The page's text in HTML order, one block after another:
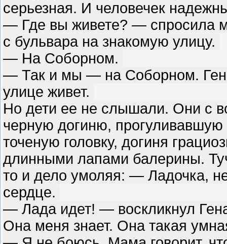
серьезная. И человечек
— Где вы живете? — спросила
с бульвара на знакомую улицу.
— На Соборном.
— Так и мы — на Соборном.
улице живет.
Но дети ее не слышали. Они с
черную догиню, прогуливавшую
точеную головку, догиня
длинными лапами балерины.
то и дело умоляя: — Ладочка,
сердце.
— Лада идет! — воскликнул
Она меня знает. Она такая